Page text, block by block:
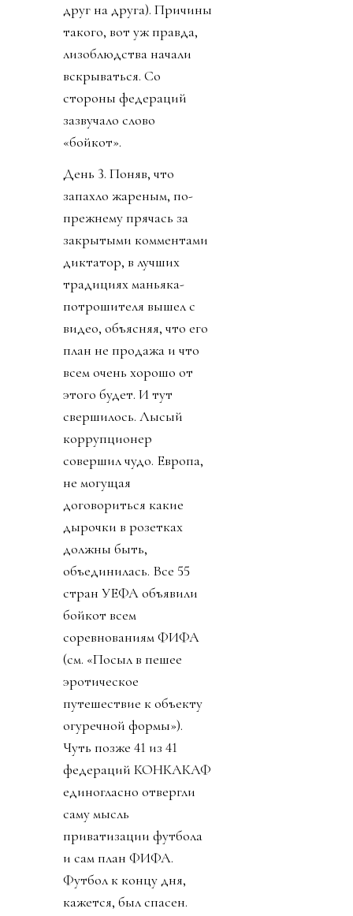
друг на друга). Причины
такого, вот уж правда,
лизоблюдства начали
вскрываться. Со
стороны федераций
зазвучало слово
«бойкот».
День 3. Поняв, что
запахло жареным, по-
прежнему прячась за
закрытыми комментами
диктатор, в лучших
традициях маньяка-
потрошителя вышел с
видео, объясняя, что его
план не продажа и что
всем очень хорошо от
этого будет. И тут
свершилось. Лысый
коррупционер
совершил чудо. Европа,
не могущая
договориться какие
дырочки в розетках
должны быть,
объединилась. Все 55
стран УЕФА объявили
бойкот всем
соревнованиям ФИФА
(см. «Посыл в пешее
эротическое
путешествие к объекту
огуречной формы»).
Чуть позже 41 из 41
федераций КОНКАКАФ
единогласно отвергли
саму мысль
приватизации футбола
и сам план ФИФА.
Футбол к концу дня,
кажется, был спасен.